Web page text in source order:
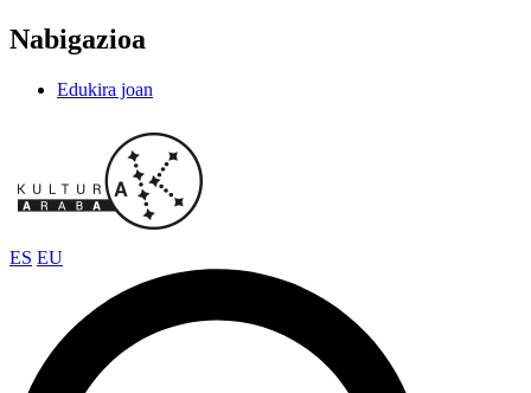
Nabigazioa
Edukira joan
ES EU